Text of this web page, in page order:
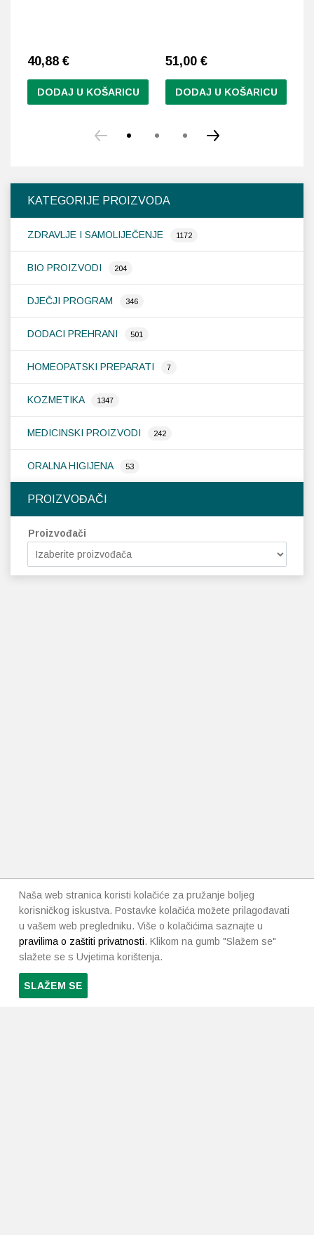
KATEGORIJE PROIZVODA
ZDRAVLJE I SAMOLIJEČENJE 1172
BIO PROIZVODI 204
DJEČJI PROGRAM 346
DODACI PREHRANI 501
HOMEOPATSKI PREPARATI 7
KOZMETIKA 1347
MEDICINSKI PROIZVODI 242
ORALNA HIGIJENA 53
PROIZVOĐAČI
Proizvođači
40,88 €
DODAJ U KOŠARICU
51,00 €
DODAJ U KOŠARICU
Naša web stranica koristi kolačiće za pružanje boljeg
korisničkog iskustva. Postavke kolačića možete prilagođavati
u vašem web pregledniku. Više o kolačićima saznajte u
pravilima o zaštiti privatnosti. Klikom na gumb "Slažem se"
slažete se s Uvjetima korištenja.
SLAŽEM SE